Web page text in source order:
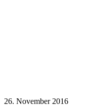
26. November 2016